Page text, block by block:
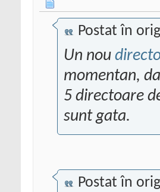
Postat în
Un nou
momentan,
5 directoare
sunt gata.
Postat în